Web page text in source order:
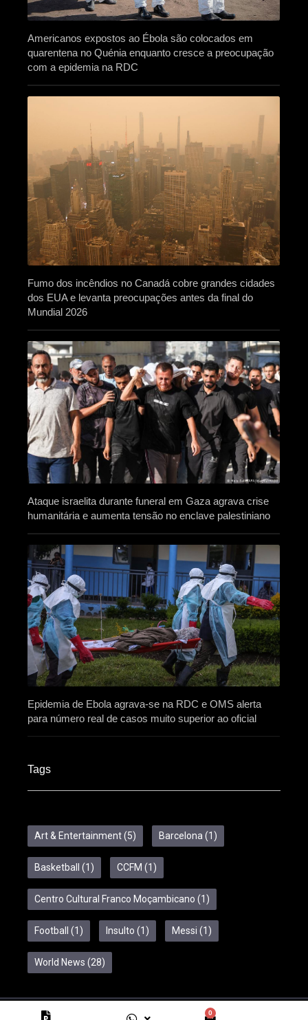
0
Americanos expostos ao Ébola são colocados em
quarentena no Quénia enquanto cresce a preocupação
com a epidemia na RDC
Fumo dos incêndios no Canadá cobre grandes cidades
dos EUA e levanta preocupações antes da final do
Mundial 2026
Ataque israelita durante funeral em Gaza agrava crise
humanitária e aumenta tensão no enclave palestiniano
Epidemia de Ebola agrava-se na RDC e OMS alerta
para número real de casos muito superior ao oficial
Tags
Art & Entertainment(5) Barcelona (1)
Basketball (1) CCFM (1)
Centro Cultural Franco Moçambicano (1)
Football (1) Insulto (1) Messi (1)
World News (28)
Copyright © 2024 Feelcom. All Rights Reserved.